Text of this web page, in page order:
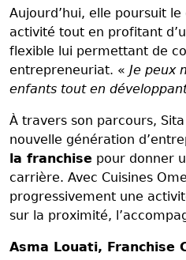
Aujourd’hui, elle poursuit
activité tout en profitant
flexible lui permettant de
entrepreneuriat. « Je peux
enfants tout en
À travers son parcours,
nouvelle génération
la franchise pour donner
carrière. Avec Cuisines
progressivement une
sur la proximité,
Asma Louati, Franchise